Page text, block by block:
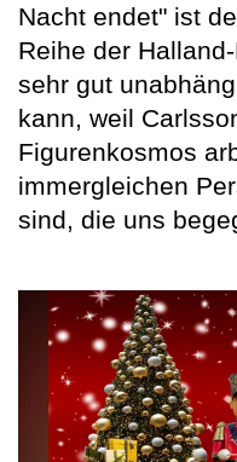
Nacht endet" ist
Reihe der
sehr gut
kann, weil
Figurenkosmos
immergleichen
sind, die uns